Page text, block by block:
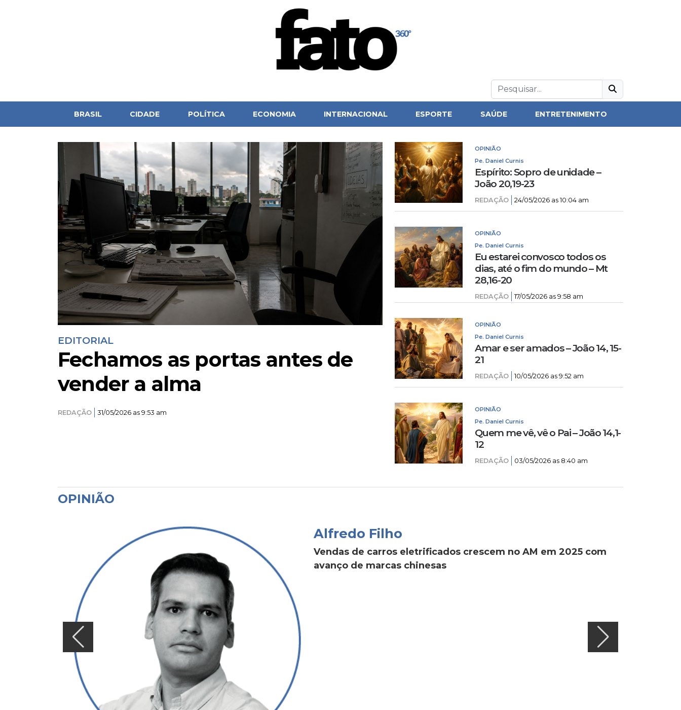
BRASIL CIDADE POLÍTICA ECONOMIA INTERNACIONAL ESPORTE SAÚDE ENTRETENIMENTO
EDITORIAL
Fechamos as portas antes de
vender a alma
REDAÇÃO 31/05/2026 as 9:53 am
OPINIÃO
Pe. Daniel Curnis
Espírito: Sopro de unidade –
João 20,19-23
REDAÇÃO 24/05/2026 as 10:04 am
OPINIÃO
Pe. Daniel Curnis
Eu estarei convosco todos os
dias, até o fim do mundo – Mt
28,16-20
REDAÇÃO 17/05/2026 as 9:58 am
OPINIÃO
Pe. Daniel Curnis
Amar e ser amados – João 14, 15-
21
REDAÇÃO 10/05/2026 as 9:52 am
OPINIÃO
Pe. Daniel Curnis
Quem me vê, vê o Pai – João 14,1-
12
REDAÇÃO 03/05/2026 as 8:40 am
OPINIÃO
Alfredo Filho
Vendas de carros eletrificados crescem no AM em 2025 com
avanço de marcas chinesas